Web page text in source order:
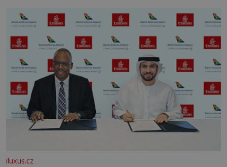
letního koupání. Stačí se však podívat
iluxus.cz